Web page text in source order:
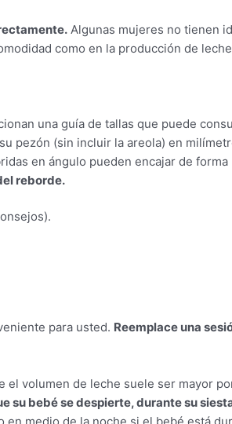
Algunas mujeres no tienen
como en la producción de
una guía de tallas que puede
pezón (sin incluir la areola) en
en ángulo pueden encajar de forma
reborde.
para usted. Reemplace una
volumen de leche suele ser mayor
su bebé se despierte, durante su
en medio de la noche si el bebé está